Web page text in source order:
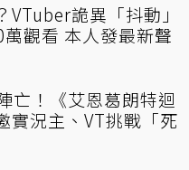
VTuber詭異「抖動」
觀看 本人發最新聲
亡！《艾恩葛朗特迴
實況主、VT挑戰「死